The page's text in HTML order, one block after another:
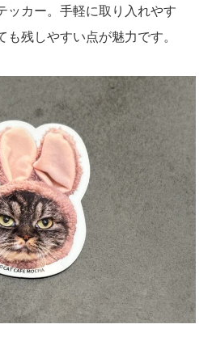
ッカー。手軽に取り入れやす
も残しやすい点が魅力です。